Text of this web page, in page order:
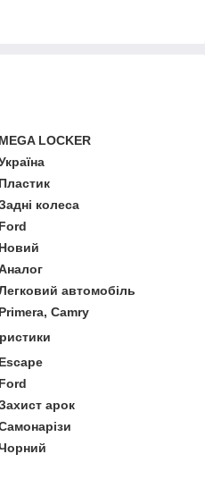
MEGA LOCKER
Пластик
колеса
Ford
Новий
автомобіль
Primera, Camry
Escape
Ford
арок